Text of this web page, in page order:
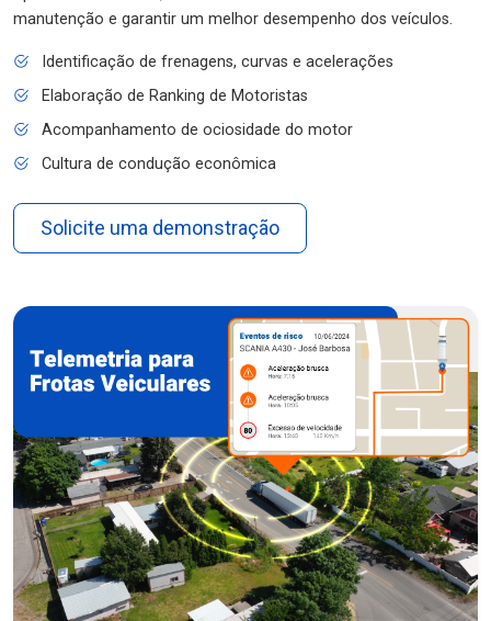
manutenção e garantir um melhor desempenho dos veículos.
Identificação de frenagens, curvas e acelerações
Elaboração de Ranking de Motoristas
Acompanhamento de ociosidade do motor
Cultura de condução econômica
Solicite uma demonstração